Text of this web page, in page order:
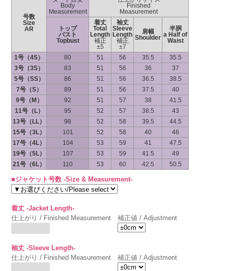
号数
Size
AR
Body
Measurement
Finished
Measurement
トップ
バスト
Topbust
着丈
Total
Length
補正
±5
袖丈
Sleeve
Length
補正
±7
肩幅
Shoulder
半胴
a Half of
Waist
1号（4S） 80 51 56 35.5
35.5
3号（3S）
83 51 56 36
37
5号（SS）
86 51 56 36.5
38.5
7号（S）
89 51 56 37.5
40
9号（M）
92 51 57 38
41.5
11号（L）
95 52 57 38.5
43
13号（LL）
98 52 58 39.5
44.5
15号（3L）
101 52 58 40
46
17号（4L）
104 53 59 41
47.5
19号（5L）
107 53 59 41.5
49
21号（6L）
110 53 60 42.5 50.5
■ジャケット号数 -Size & Measurement-
着丈 -Jacket Length-
仕上がり / Finished Measurement
補正値 / Adjustment
袖丈 -Sleeve Length-
仕上がり / Finished Measurement
補正値 / Adjustment